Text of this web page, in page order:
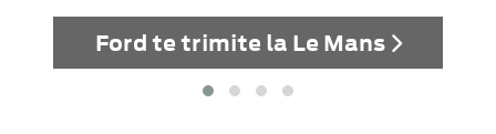
Ford te trimite la Le Mans